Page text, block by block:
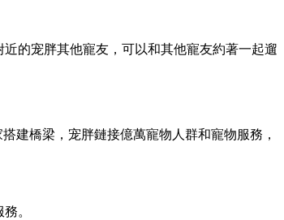
的宠胖其他寵友，可以和其他寵友約著一起遛
建橋梁，宠胖鏈接億萬寵物人群和寵物服務，
。